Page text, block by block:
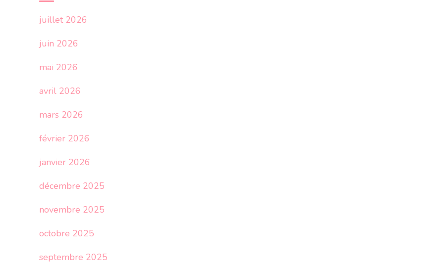
juillet 2026
juin 2026
mai 2026
avril 2026
mars 2026
février 2026
janvier 2026
décembre 2025
novembre 2025
octobre 2025
septembre 2025